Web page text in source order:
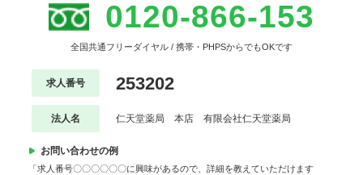
0120-866-153
全国共通フリーダイヤル / 携帯・PHPSからでもOKです
求人番号 253202
法人名 仁天堂薬局 本店 有限会社仁天堂薬局
お問い合わせの例
「求人番号〇〇〇〇〇〇に興味があるので、詳細を教えていただけます